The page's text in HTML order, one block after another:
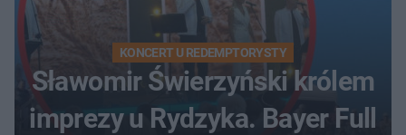
KONCERT U REDEMPTORYSTY
Sławomir Świerzyński królem
imprezy u Rydzyka. Bayer Full